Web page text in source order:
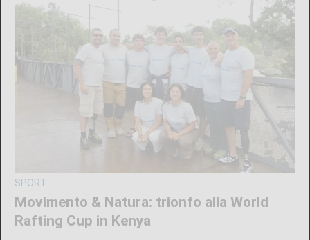
SPORT
Movimento & Natura: trionfo alla World
Rafting Cup in Kenya